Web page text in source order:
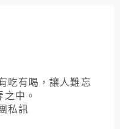
吃有喝，讓人難忘
中。
私訊